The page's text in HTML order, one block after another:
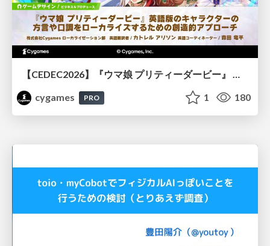
【CEDEC2026】『ウマ娘 プリティーダービー』 英語版のキャラクターの方言や口調をローカライズするための創造的アプローチ
cygames
PRO 1 180